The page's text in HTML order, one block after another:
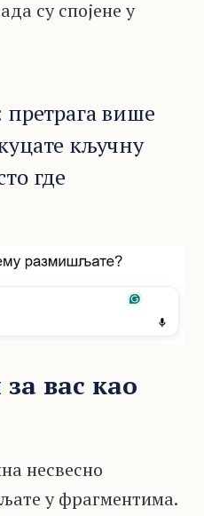
су спојене у
претрага више
кључну
где
вас као
несвесно
у фрагментима.